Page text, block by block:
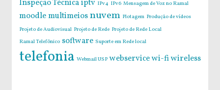
Inspeção Técnicaiptv IPv4 IPv6 Mensagem de Voz no Ramal
moodlemultimeiosnuvem Plotagem Produção de vídeos
Projeto de Audiovisual Projeto de Rede Projeto de Rede Local
Ramal Telefônico software Suporte em Rede local
telefonia Webmail USP webservicewi-fiwireless